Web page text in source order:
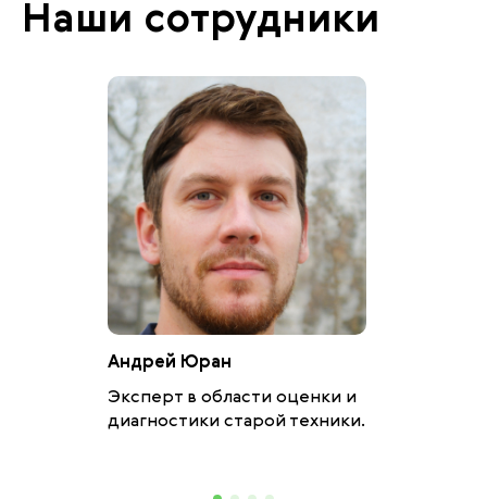
Наши сотрудники
Андрей Юран
Эксперт в области оценки и
диагностики старой техники.